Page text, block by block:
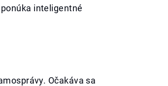
inteligentné
Očakáva sa